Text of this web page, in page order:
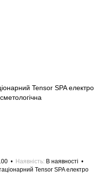
Tensor SPA електро
Наявність В наявності
Tensor SPA електро